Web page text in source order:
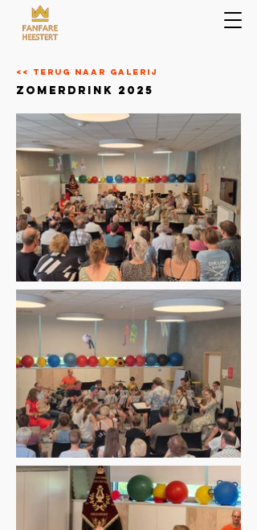
<< terug naar galerij
zomerdrink 2025